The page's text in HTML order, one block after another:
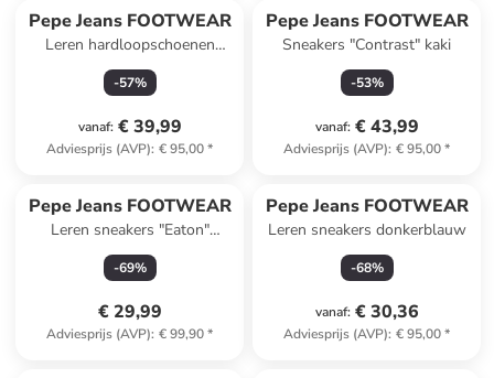
Pepe Jeans FOOTWEAR
Leren hardloopschoenen
blauw
-57%
vanaf: € 39,99
Adviesprijs (AVP): € 95,00*
Pepe Jeans FOOTWEAR
Sneakers "Contrast" kaki
-53%
vanaf: € 43,99
Adviesprijs (AVP): € 95,00*
Pepe Jeans FOOTWEAR
Leren sneakers "Eaton"
wit/donkerblauw
-69%
€ 29,99
Adviesprijs (AVP): € 99,90*
Pepe Jeans FOOTWEAR
Leren sneakers donkerblauw
-68%
vanaf: € 30,36
Adviesprijs (AVP): € 95,00*